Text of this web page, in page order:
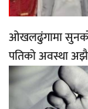
ओखलढुंगामा
पतिको अवस्था